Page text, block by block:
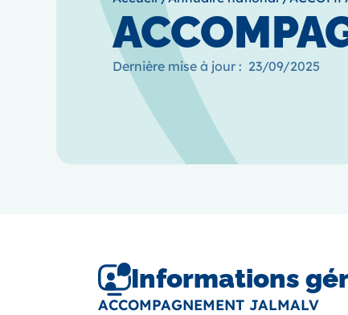
Dernière mise à jour : 23/09/2025
Informations
ACCOMPAGNEMENT JALMALV